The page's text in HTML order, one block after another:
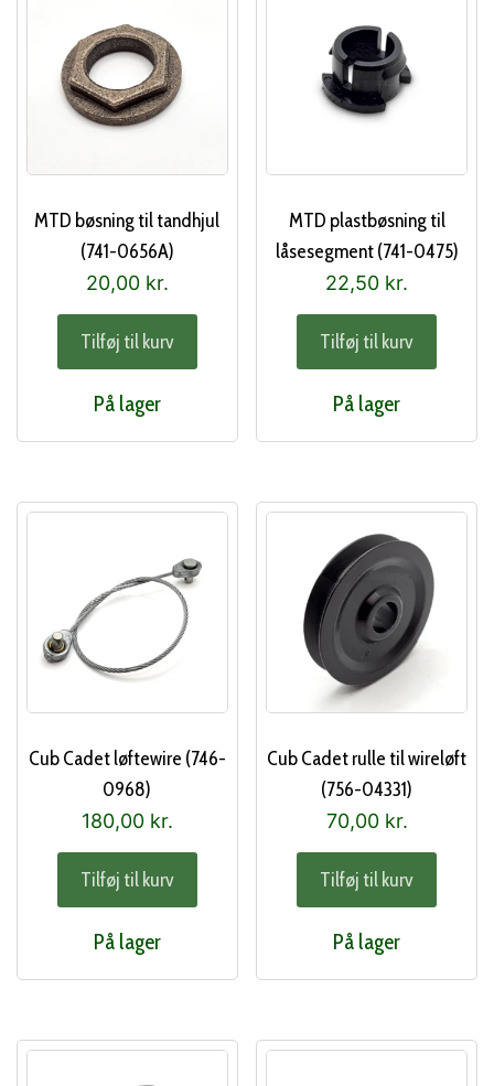
MTD bøsning til tandhjul
(741-0656A)
20,00 kr.
Tilføj til kurv
På lager
MTD plastbøsning til
låsesegment (741-0475)
22,50 kr.
Tilføj til kurv
På lager
Cub Cadet løftewire (746-
0968)
180,00 kr.
Tilføj til kurv
På lager
Cub Cadet rulle til wireløft
(756-04331)
70,00 kr.
Tilføj til kurv
På lager